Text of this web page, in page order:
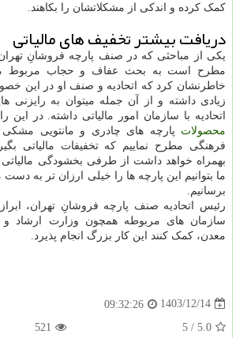
کمک کرده و اندکی از مشکلاتشان را بکاهند.
دریافت بیشتر تخفیف های مالیاتی
یکی از مباحثی که در صنف پارچه فروشانِ تهران
مطرح است به بحث عفاف و حجاب مربوط
خاطرنشان کرد که اتحادیه و صنف او در این
زیادی داشته و از آن جمله میتوان به رایزنی
اتحادیه با سازمان امور مالیاتی داشته. در این
محصولات پارچه های چادری و مانتویی
فرهنگی مطرح نماییم که تخفیفات مالیاتی
بهمراه خواهد داشت از طرفی بخشودگی
ما بتوانیم این پارچه ها را خیلی ارزان تر به
برسانیم.
رئیس اتحادیه صنف پارچه فروشانِ تهران،
سازمان های مربوطه همچون وزارت ارشاد
معدن، کمک کنند این کار بزرگ انجام پذیرد.
1403/12/14
09:32:26
5.0
/
5
521